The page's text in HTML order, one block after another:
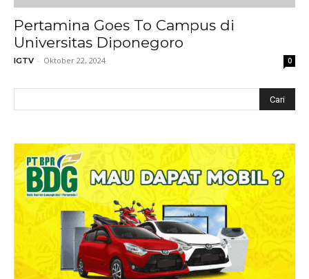
Pertamina Goes To Campus di
Universitas Diponegoro
IGTV - Oktober 22, 2024 0